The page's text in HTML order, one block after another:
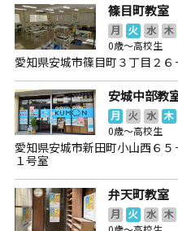
篠目町教室
月 火 水 木
0歳～高校生
愛知県安城市篠目町３丁目２６
安城中部教
月 火 水 木
0歳～高校生
愛知県安城市新田町小山西６
１号室
弁天町教室
月 火 水 木